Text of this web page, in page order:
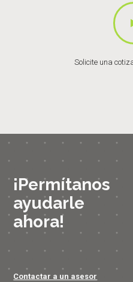
Solicite una
¡Permítanos
ayudarle
ahora!
Contactar a un asesor